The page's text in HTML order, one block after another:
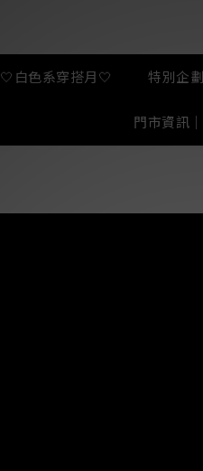
🤍白色系穿搭月🤍 特別企
門市資訊